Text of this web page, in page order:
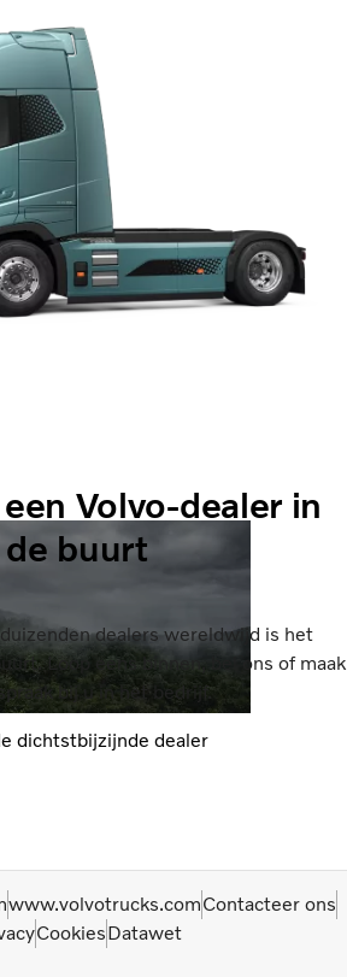
Volvo-dealer in
de buurt
dealers wereldwijd is het
Loop eens binnen, bel ons of maak
bij u in het bedrijf.
dichtstbijzijnde dealer
www.volvotrucks.comContacteer ons
CookiesDatawet